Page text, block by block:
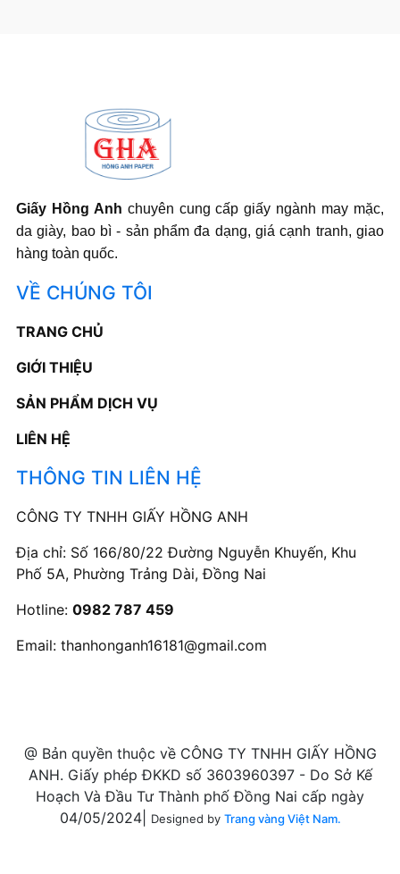
Giấy Hồng Anh chuyên cung cấp giấy ngành may mặc,
da giày, bao bì - sản phẩm đa dạng, giá cạnh tranh, giao
hàng toàn quốc.
VỀ CHÚNG TÔI
TRANG CHỦ
GIỚI THIỆU
SẢN PHẨM DỊCH VỤ
LIÊN HỆ
THÔNG TIN LIÊN HỆ
CÔNG TY TNHH GIẤY HỒNG ANH
Địa chỉ: Số 166/80/22 Đường Nguyễn Khuyến, Khu
Phố 5A, Phường Trảng Dài, Đồng Nai
Hotline: 0982 787 459
Email: thanhonganh16181@gmail.com
@ Bản quyền thuộc về CÔNG TY TNHH GIẤY HỒNG
ANH. Giấy phép ĐKKD số 3603960397 - Do Sở Kế
Hoạch Và Đầu Tư Thành phố Đồng Nai cấp ngày
04/05/2024|
Designed by Trang vàng Việt Nam.